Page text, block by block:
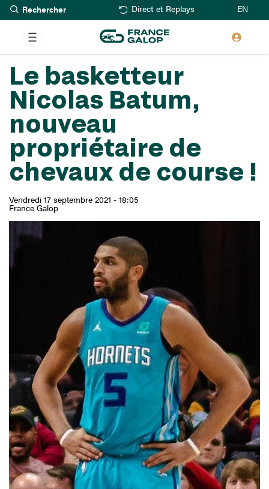
Aller
au
contenu
principal
Rechercher Direct et Replays EN
Le basketteur
Nicolas Batum,
nouveau
propriétaire de
chevaux de course !
Vendredi 17 septembre 2021 - 18:05
France Galop